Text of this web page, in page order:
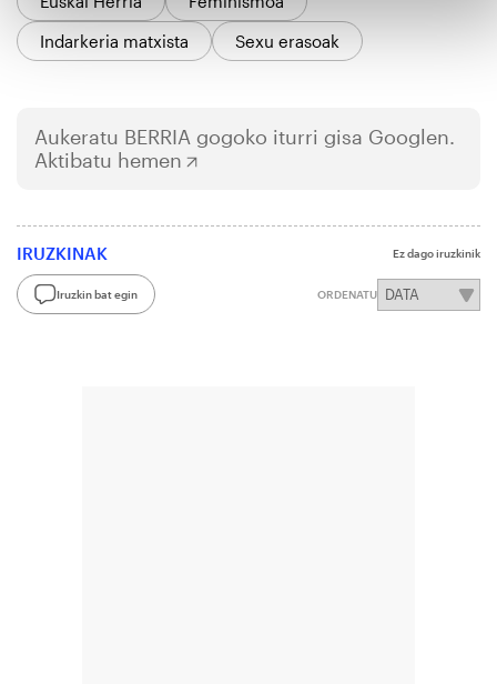
Indarkeria matxista
Sexu erasoak
Aukeratu BERRIA gogoko iturri gisa Googlen.
Aktibatu hemen
IRUZKINAK Ez dago iruzkinik
Iruzkin bat egin ORDENATU